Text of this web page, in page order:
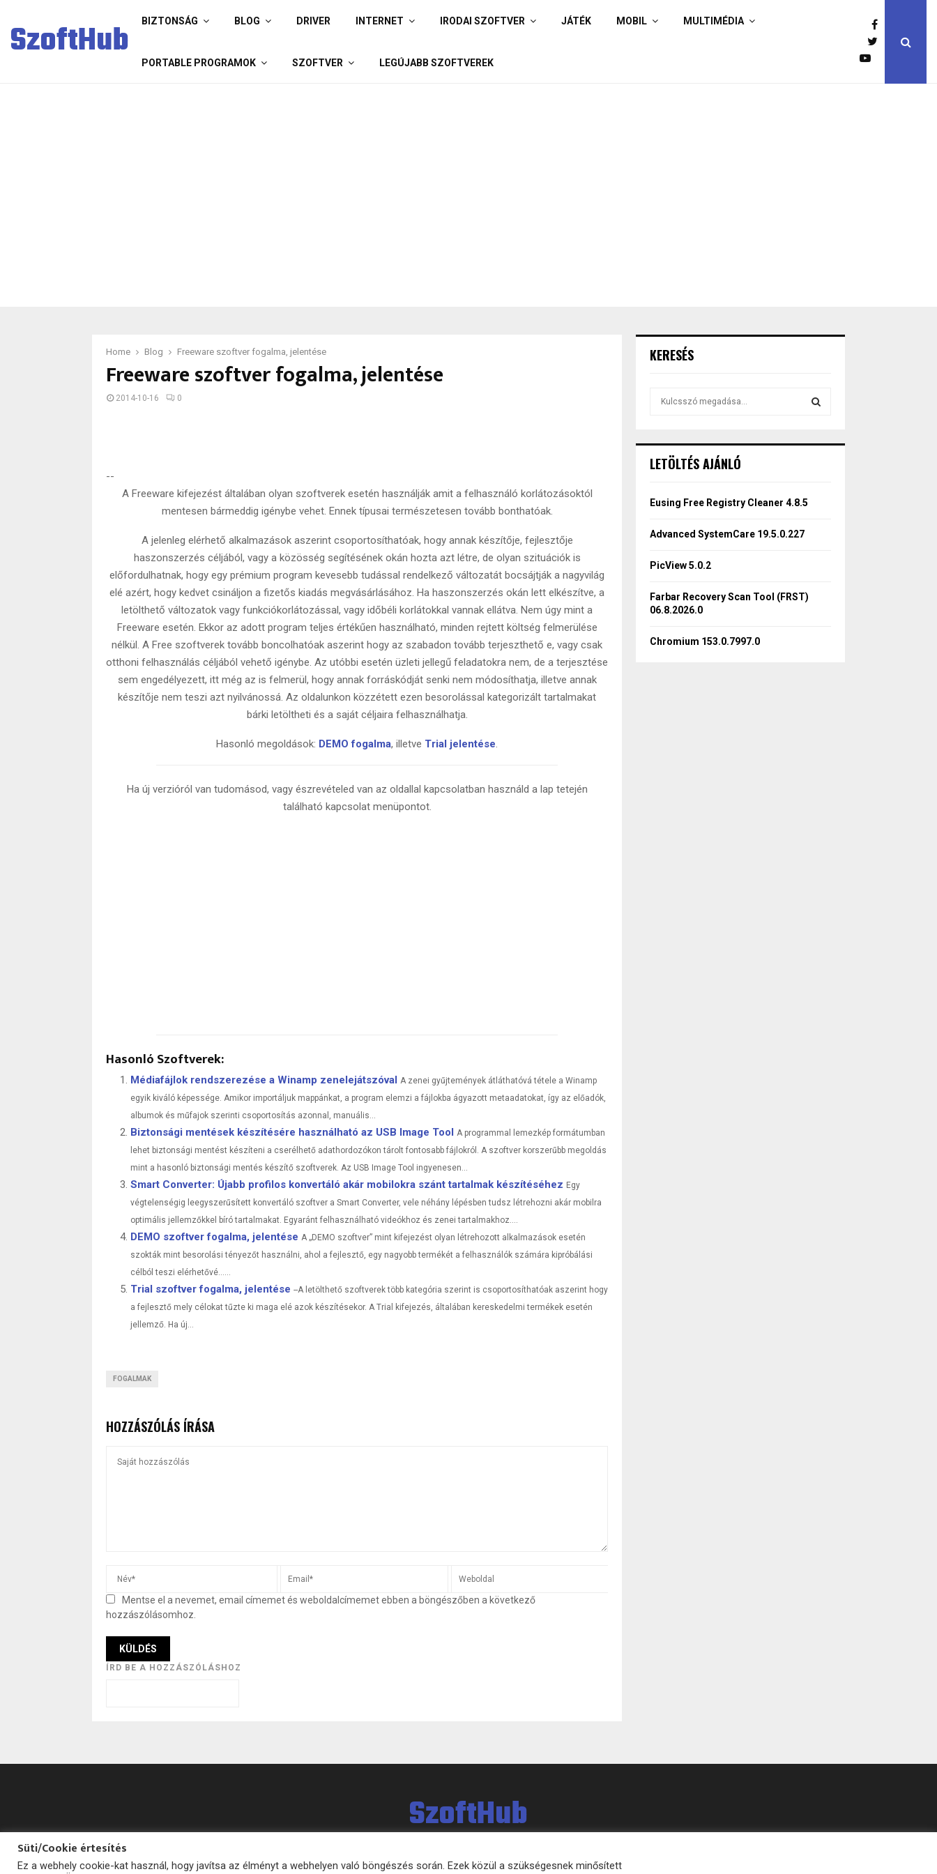
SzoftHub BIZTONSÁG BLOG DRIVER INTERNET IRODAI SZOFTVER JÁTÉK MOBIL MULTIMÉDIA
PORTABLE PROGRAMOK SZOFTVER LEGÚJABB SZOFTVEREK
Home Blog Freeware szoftver fogalma, jelentése
Freeware szoftver fogalma, jelentése
2014-10-16 0
--
A Freeware kifejezést általában olyan szoftverek esetén használják amit a felhasználó korlátozásoktól
mentesen bármeddig igénybe vehet. Ennek típusai természetesen tovább bonthatóak.
A jelenleg elérhető alkalmazások aszerint csoportosíthatóak, hogy annak készítője, fejlesztője
haszonszerzés céljából, vagy a közösség segítésének okán hozta azt létre, de olyan szituációk is
előfordulhatnak, hogy egy prémium program kevesebb tudással rendelkező változatát bocsájtják a nagyvilág
elé azért, hogy kedvet csináljon a fizetős kiadás megvásárlásához. Ha haszonszerzés okán lett elkészítve, a
letölthető változatok vagy funkciókorlátozással, vagy időbéli korlátokkal vannak ellátva. Nem úgy mint a
Freeware esetén. Ekkor az adott program teljes értékűen használható, minden rejtett költség felmerülése
nélkül. A Free szoftverek tovább boncolhatóak aszerint hogy az szabadon tovább terjeszthető e, vagy csak
otthoni felhasználás céljából vehető igénybe. Az utóbbi esetén üzleti jellegű feladatokra nem, de a terjesztése
sem engedélyezett, itt még az is felmerül, hogy annak forráskódját senki nem módosíthatja, illetve annak
készítője nem teszi azt nyilvánossá. Az oldalunkon közzétett ezen besorolással kategorizált tartalmakat
bárki letöltheti és a saját céljaira felhasználhatja.
Hasonló megoldások: DEMO fogalma, illetve Trial jelentése
Ha új verzióról van tudomásod, vagy észrevételed van az oldallal kapcsolatban használd a lap tetején
található kapcsolat menüpontot.
Hasonló Szoftverek:
Médiafájlok rendszerezése a Winamp zenelejátszóval A zenei gyűjtemények átláthatóvá tétele a Winamp
egyik kiváló képessége. Amikor importáljuk mappánkat, a program elemzi a fájlokba ágyazott metaadatokat, így az előadók,
albumok és műfajok szerinti csoportosítás azonnal, manuális...
Biztonsági mentések készítésére használható az USB Image Tool A programmal lemezkép formátumban
lehet biztonsági mentést készíteni a cserélhető adathordozókon tárolt fontosabb fájlokról. A szoftver korszerűbb megoldás
mint a hasonló biztonsági mentés készítő szoftverek. Az USB Image Tool ingyenesen...
Smart Converter: Újabb profilos konvertáló akár mobilokra szánt tartalmak készítéséhez Egy
végtelenségig leegyszerűsített konvertáló szoftver a Smart Converter, vele néhány lépésben tudsz létrehozni akár mobilra
optimális jellemzőkkel bíró tartalmakat. Egyaránt felhasználható videókhoz és zenei tartalmakhoz....
DEMO szoftver fogalma, jelentése A „DEMO szoftver” mint kifejezést olyan létrehozott alkalmazások esetén
szokták mint besorolási tényezőt használni, ahol a fejlesztő, egy nagyobb termékét a felhasználók számára kipróbálási
célból teszi elérhetővé......
Trial szoftver fogalma, jelentése --A letölthető szoftverek több kategória szerint is csoportosíthatóak aszerint hogy
a fejlesztő mely célokat tűzte ki maga elé azok készítésekor. A Trial kifejezés, általában kereskedelmi termékek esetén
jellemző. Ha új...
FOGALMAK
HOZZÁSZÓLÁS ÍRÁSA
Mentse el a nevemet, email címemet és weboldalcímemet ebben a böngészőben a következő
hozzászólásomhoz.
ÍRD BE A HOZZÁSZÓLÁSHOZ
KERESÉS
h
o
LETÖLTÉS AJÁNLÓ
Eusing Free Registry Cleaner 4.8.5
Advanced SystemCare 19.5.0.227
PicView 5.0.2
Farbar Recovery Scan Tool (FRST)
06.8.2026.0
Chromium 153.0.7997.0
SzoftHub
Süti/Cookie értesítés
Ez a webhely cookie-kat használ, hogy javítsa az élményt a webhelyen való böngészés során. Ezek közül a szükségesnek minősített